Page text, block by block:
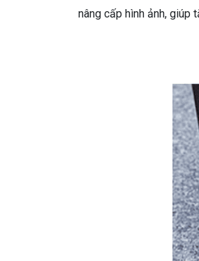
nâng cấp hình ảnh, giúp